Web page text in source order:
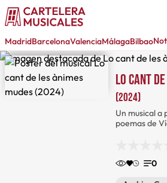
MadridBarcelonaValenciaMálagaBilbao
Lo cant
(2024)
Un musical a
poemas de
0